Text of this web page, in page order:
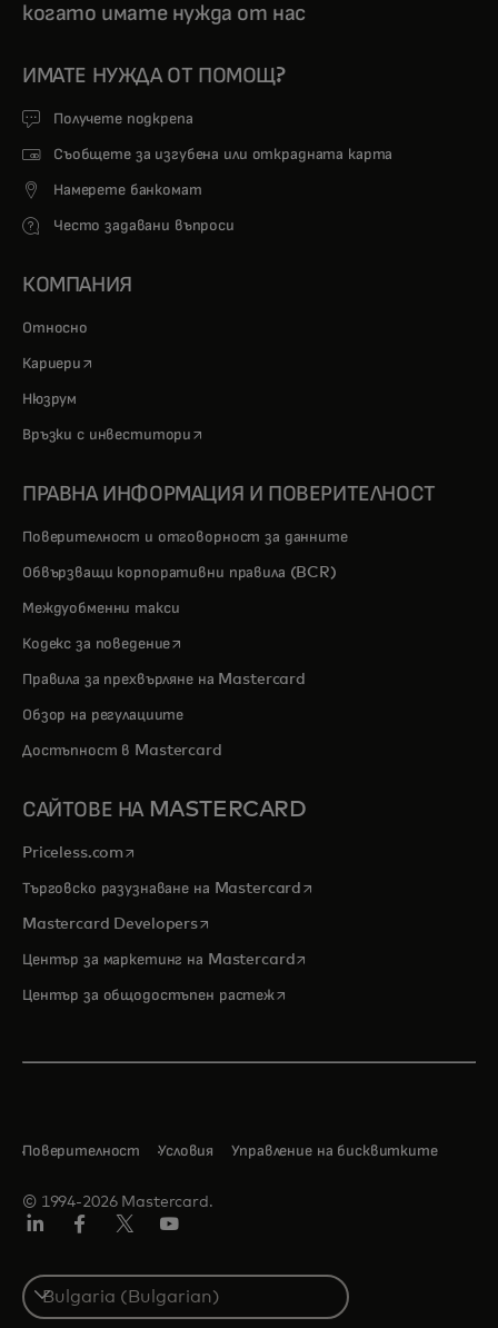
когато имате нужда от нас
ИМАТЕ НУЖДА ОТ ПОМОЩ?
Получете подкрепа
Съобщете за изгубена или открадната карта
Намерете банкомат
Често задавани въпроси
КОМПАНИЯ
Относно
Кариери opens in a new tab
Нюзрум
Връзки с инвеститори opens in a new tab
ПРАВНА ИНФОРМАЦИЯ И ПОВЕРИТЕЛНОСТ
Поверителност и отговорност за данните
Обвързващи корпоративни правила (BCR)
Междуобменни такси
Кодекс за поведениеopens in a new tab
Правила за прехвърляне на Mastercard
Обзор на регулациите
Достъпност в Mastercard
САЙТОВЕ НА MASTERCARD
Priceless.com opens in a new tab
Търговско разузнаване на Mastercard opens in a new tab
Mastercard Developersopens in a new tab
Център за маркетинг на Mastercardopens in a new tab
Център за общодостъпен растежopens in a new tab
© 1994-2026 Mastercard.
Поверителност Условия Управление на бисквитките
Select
a
country